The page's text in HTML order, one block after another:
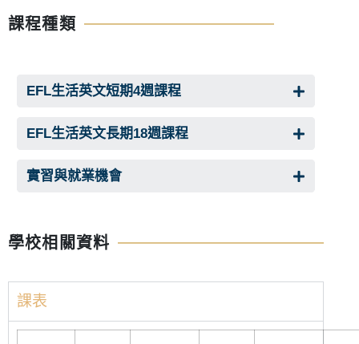
課程種類
EFL生活英文短期4週課程
EFL生活英文長期18週課程
實習與就業機會
學校相關資料
課表